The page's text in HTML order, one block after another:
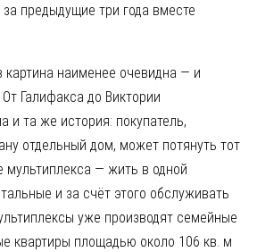
предыдущие три года вместе
наименее очевидна — и
Галифакса до Виктории
и та же история: покупатель,
отдельный дом, может потянуть тот
— жить в одной
и за счёт этого обслуживать
уже производят семейные
квартиры площадью около 106 кв. м